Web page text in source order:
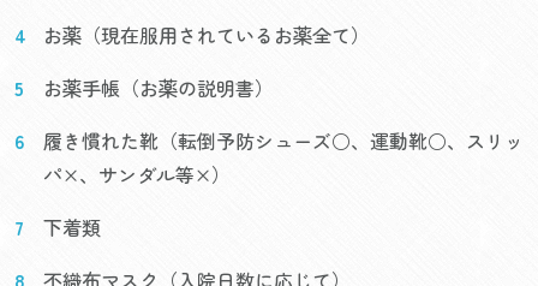
お薬（現在服用されているお薬全て）
お薬手帳（お薬の説明書）
履き慣れた靴（転倒予防シューズ○、運動靴○、スリッ
パ×、サンダル等×）
下着類
不織布マスク（入院日数に応じて）